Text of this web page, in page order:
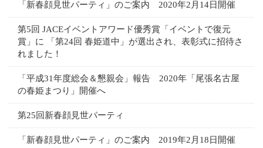
「新春顔見世パーティ」のご案内 2020年2月14日開催
第5回 JACEイベントアワード優秀賞「イベントで復元
賞」に 「第24回 春姫道中」が選出され、表彰式に招待さ
れました！
「平成31年度総会＆懇親会」報告 2020年「尾張名古屋
の春姫まつり」開催へ
第25回新春顔見世パーティ
「新春顔見世パーティ」のご案内 2019年2月18日開催